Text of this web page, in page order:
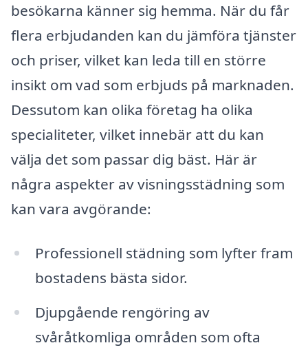
besökarna känner sig hemma. När du får
flera erbjudanden kan du jämföra tjänster
och priser, vilket kan leda till en större
insikt om vad som erbjuds på marknaden.
Dessutom kan olika företag ha olika
specialiteter, vilket innebär att du kan
välja det som passar dig bäst. Här är
några aspekter av visningsstädning som
kan vara avgörande:
Professionell städning som lyfter fram
bostadens bästa sidor.
Djupgående rengöring av
svåråtkomliga områden som ofta